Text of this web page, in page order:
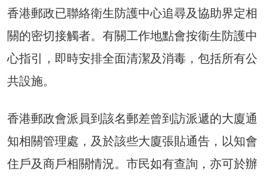
香港郵政已聯絡衛生防護中心追尋及協助界定相
關的密切接觸者。有關工作地點會按衞生防護中
心指引，即時安排全面清潔及消毒，包括所有公
共設施。
香港郵政會派員到該名郵差曾到訪派遞的大廈通
知相關管理處，及於該些大廈張貼通告，以知會
住戶及商戶相關情況。市民如有查詢，亦可於辦